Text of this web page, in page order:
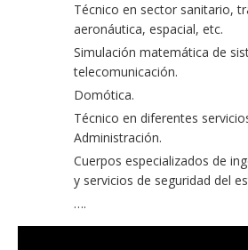
Técnico en sector sanitario,
aeronáutica, espacial, etc.
Simulación matemática de
telecomunicación.
Domótica.
Técnico en diferentes
Administración.
Cuerpos especializados de
y servicios de seguridad del
….